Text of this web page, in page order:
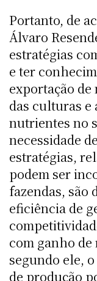
Portanto, de
Álvaro
estratégias
e ter
exportação
das culturas e
nutrientes no
necessidade
estratégias,
podem ser
fazendas, são
eficiência de
com ganho
segundo ele,
de produção